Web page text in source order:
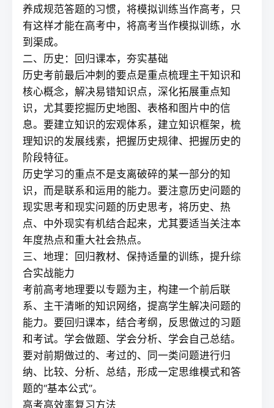
养成规范答题的习惯，将模拟训练当作高考，只
有这样才能在高考中，将高考当作模拟训练，水
到渠成。
二、历史：回归课本，夯实基础
历史考前最后冲刺的要点是重点梳理主干知识和
核心概念，解决易错知识点，深化拓展重点知
识，尤其要挖掘历史地图、表格和图片中的信
息。要建立知识的宏观体系，建立知识框架，梳
理知识的发展线索，把握历史规律、把握历史的
阶段特征。
历史学习的重点不是支离破碎的某一部分的知
识，而是联系和运用的能力。要注意历史问题的
现实思考和现实问题的历史思考，将历史、热
点、中外现实有机结合起来，尤其要适当关注本
年度热点和重大社会热点。
三、地理：回归教材、保持适量的训练，提升综
合实战能力
考前高考地理要以专题为主，构建一个前后联
系、主干清晰的知识网络，提高学生解决问题的
能力。要回归课本，结合考纲，反思做过的习题
和考试。学会做题、学会分析、学会自己总结。
要对前期做过的、考过的、同一类问题进行归
纳、比较、分析、总结，形成一定思维模式和答
题的“基本公式”。
高考高效率复习方法